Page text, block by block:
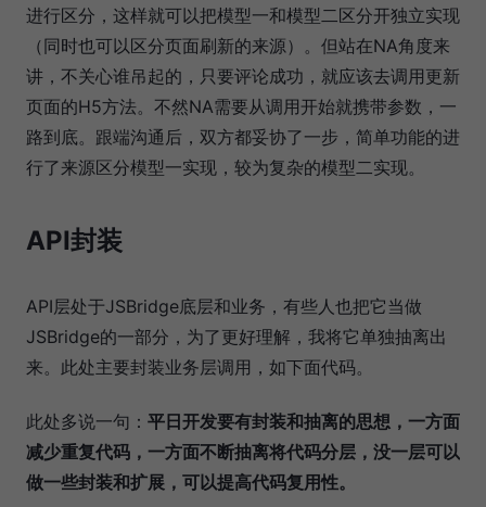
进行区分，这样就可以把模型一和模型二区分开独立实现
（同时也可以区分页面刷新的来源）。但站在NA角度来
讲，不关心谁吊起的，只要评论成功，就应该去调用更新
页面的H5方法。不然NA需要从调用开始就携带参数，一
路到底。跟端沟通后，双方都妥协了一步，简单功能的进
行了来源区分模型一实现，较为复杂的模型二实现。
API封装
API层处于JSBridge底层和业务，有些人也把它当做
JSBridge的一部分，为了更好理解，我将它单独抽离出
来。此处主要封装业务层调用，如下面代码。
此处多说一句： 平日开发要有封装和抽离的思想，一方面
减少重复代码，一方面不断抽离将代码分层，没一层可以
做一些封装和扩展，可以提高代码复用性。